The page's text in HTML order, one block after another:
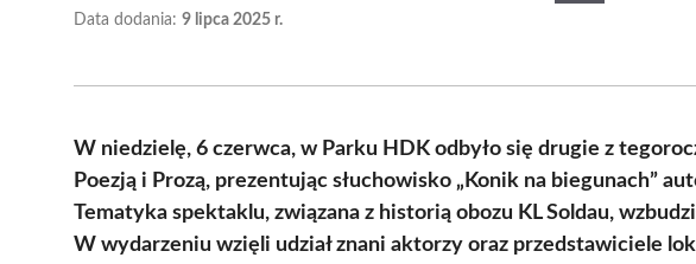
Data dodania: 9 lipca 2025 r.
W niedzielę, 6 czerwca, w Parku HDK odbyło się drugie z
Poezją i Prozą, prezentując słuchowisko „Konik na biegunach”
Tematyka spektaklu, związana z historią obozu KL Soldau,
W wydarzeniu wzięli udział znani aktorzy oraz przedstawiciele